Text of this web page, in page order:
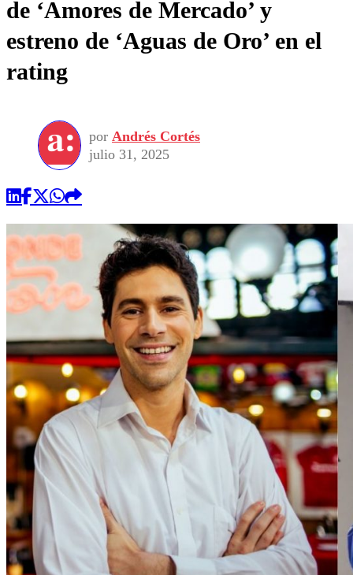
de ‘Amores de Mercado’ y
estreno de ‘Aguas de Oro’ en el
rating
por Andrés Cortés
julio 31, 2025